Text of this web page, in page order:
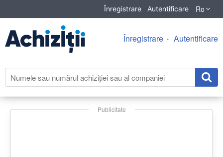
Înregistrare Autentificare Ro
Înregistrare Autentificare
Publicitate